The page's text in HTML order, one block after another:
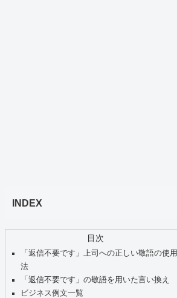
INDEX
目次
「返信不要です」上司への正しい敬語の使用
法
「返信不要です」の敬語を用いた言い換え
ビジネス例文一覧